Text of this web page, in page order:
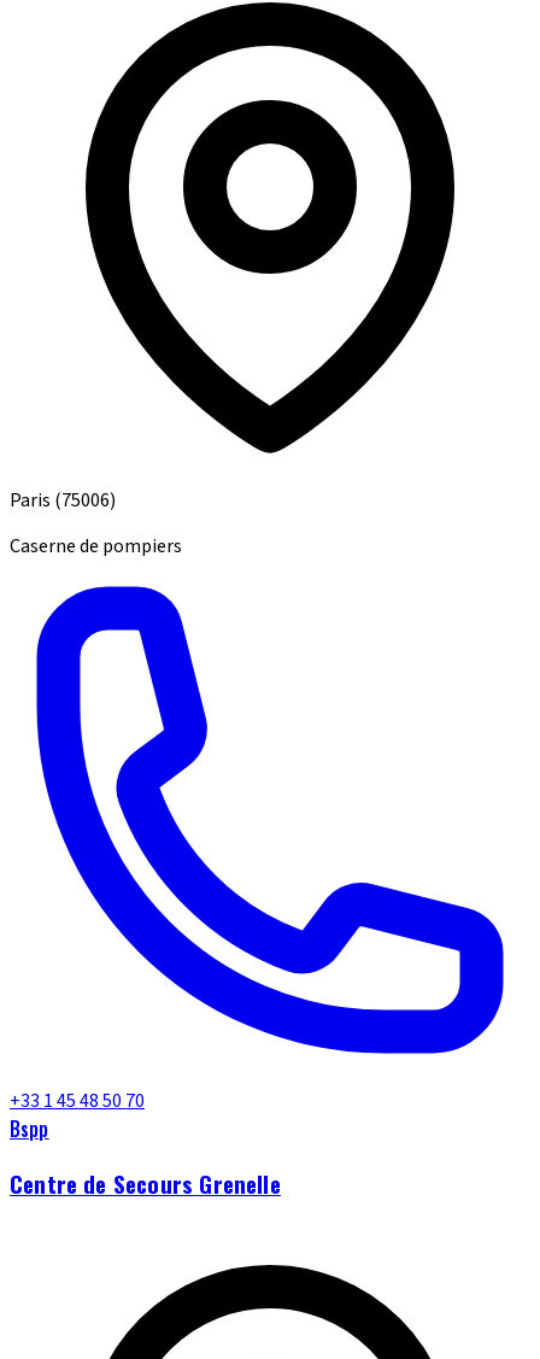
Paris (75006)
Caserne de pompiers
+33 1 45 48 50 70
Bspp
Centre de Secours Grenelle